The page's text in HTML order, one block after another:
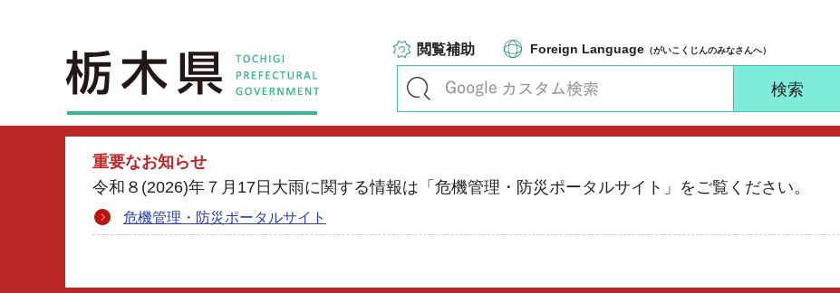
栃木県
閲覧補助 Foreign Language （がいこくじんのみなさんへ）
重要なお知らせ
令和８(2026)年７月17日大雨に関する情報は「危機管理・防災ポータルサイト」をご覧ください。
危機管理・防災ポータルサイト